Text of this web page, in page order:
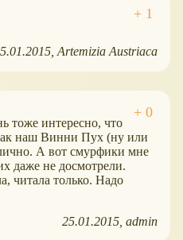
Artemizia Austriaca
тоже интересно, что
наш Винни Пух (ну или
А вот смурфики мне
даже не досмотрели.
читала только. Надо
25.01.2015 admin